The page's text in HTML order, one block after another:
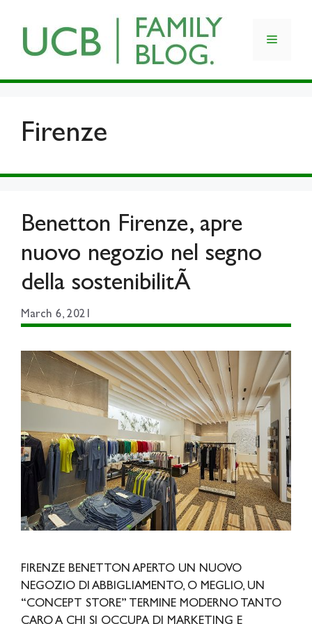
content
Menu
Firenze
Benetton Firenze, apre
nuovo negozio nel segno
della sostenibilitÃ
March 6, 2021
FIRENZE BENETTON APERTO UN NUOVO
NEGOZIO DI ABBIGLIAMENTO, O MEGLIO, UN
“CONCEPT STORE” TERMINE MODERNO TANTO